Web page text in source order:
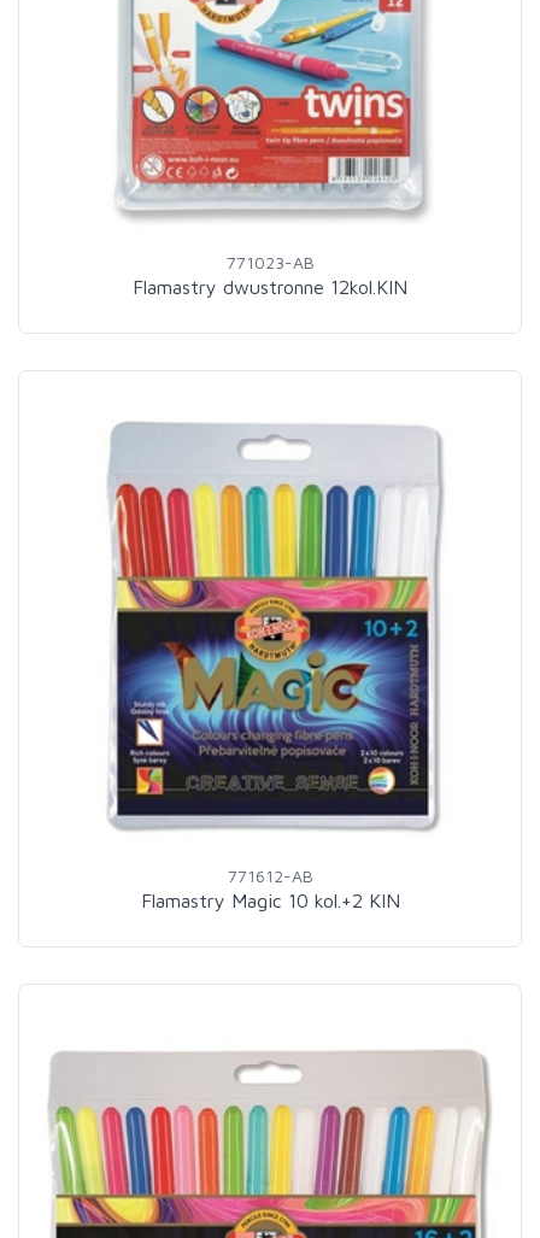
771023-AB
Flamastry dwustronne 12kol.KIN
771612-AB
Flamastry Magic 10 kol.+2 KIN